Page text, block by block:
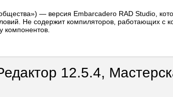
— версия Embarcadero RAD Studio,
Не содержит компиляторов, работающих с
компонентов.
12.5.4,